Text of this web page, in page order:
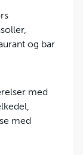
og bar
med
med